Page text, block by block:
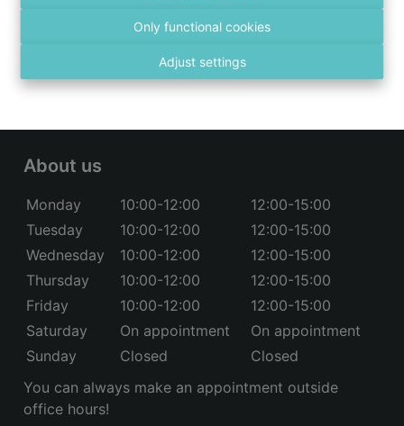
Only functional cookies
Adjust settings
info@vastgoed4you.be
About us
Monday 10:00-12:00
12:00-15:00
Tuesday
10:00-12:00
12:00-15:00
Wednesday
10:00-12:00
12:00-15:00
Thursday
10:00-12:00
12:00-15:00
Friday
10:00-12:00
12:00-15:00
Saturday
On appointment
On appointment
Sunday
Closed
Closed
You can always make an appointment outside
office hours!